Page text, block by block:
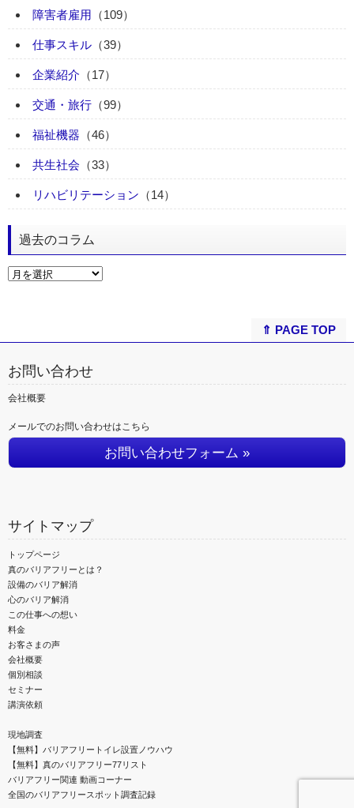
障害者雇用 （109）
仕事スキル （39）
企業紹介 （17）
交通・旅行 （99）
福祉機器 （46）
共生社会 （33）
リハビリテーション （14）
過去のコラム
⇑ PAGE TOP
お問い合わせ
会社概要
メールでのお問い合わせはこちら
お問い合わせフォーム »
サイトマップ
トップページ
真のバリアフリーとは？
設備のバリア解消
心のバリア解消
この仕事への想い
料金
お客さまの声
会社概要
個別相談
セミナー
講演依頼
現地調査
【無料】バリアフリートイレ設置ノウハウ
【無料】真のバリアフリー77リスト
バリアフリー関連 動画コーナー
全国のバリアフリースポット調査記録